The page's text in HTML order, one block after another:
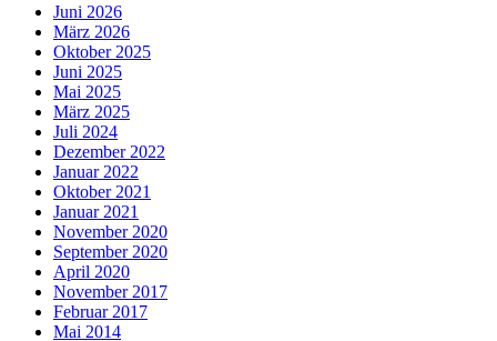
Juni 2026
März 2026
Oktober 2025
Juni 2025
Mai 2025
März 2025
Juli 2024
Dezember 2022
Januar 2022
Oktober 2021
Januar 2021
November 2020
September 2020
April 2020
November 2017
Februar 2017
Mai 2014